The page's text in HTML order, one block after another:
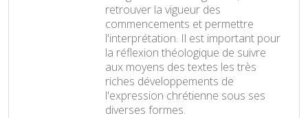
retrouver la vigueur des
commencements et permettre
l'interprétation. Il est important pour
la réflexion théologique de suivre
aux moyens des textes les très
riches développements de
l'expression chrétienne sous ses
diverses formes.